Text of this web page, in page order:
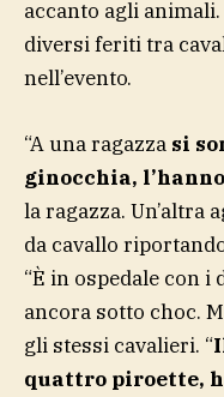
accanto agli
diversi feriti tra
nell’evento.
“A una ragazza si
ginocchia,
la ragazza. Un’altra
da cavallo
“È in ospedale con i
ancora sotto choc.
gli stessi cavalieri. “
quattro piroette,